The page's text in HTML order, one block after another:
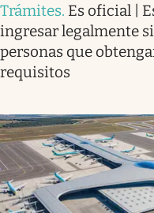
Trámites. Es oficial |
ingresar legalmente
personas que
requisitos